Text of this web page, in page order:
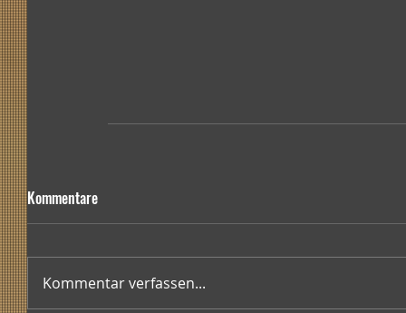
Kommentare
Kommentar verfassen...